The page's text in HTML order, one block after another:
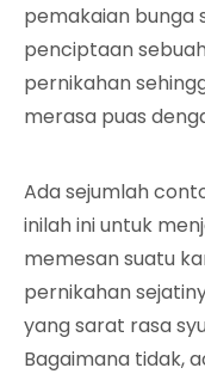
pemakaian bunga
penciptaan
pernikahan
merasa puas
Ada sejumlah
inilah ini untuk
memesan suatu
pernikahan
yang sarat rasa
Bagaimana tidak,